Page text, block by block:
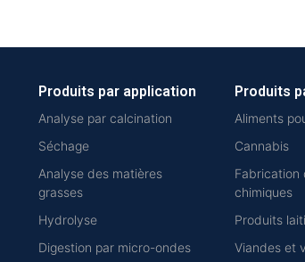
Produits par application
Analyse par calcination
Séchage
Analyse des matières
grasses
Hydrolyse
Digestion par micro-ondes
Produits
Aliments
Cannabis
Fabrication
chimiques
Produits
Viandes et